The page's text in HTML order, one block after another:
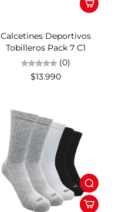
Calcetines Deportivos
Tobilleros Pack 7 C1
(0)
$13.990